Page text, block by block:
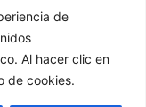
de
Al hacer clic en
de cookies.